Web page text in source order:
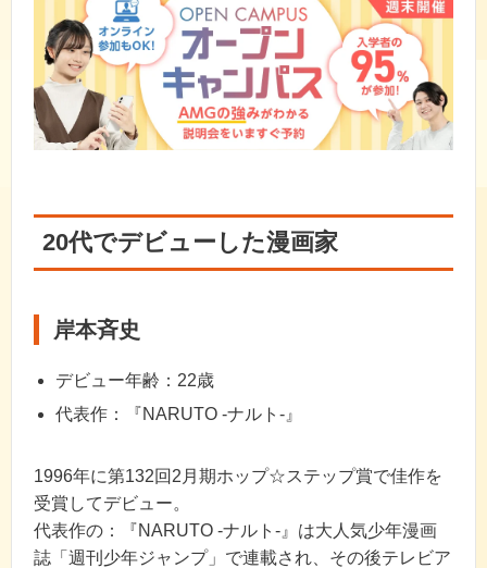
20代でデビューした漫画家
岸本斉史
デビュー年齢：22歳
代表作：『NARUTO -ナルト-』
1996年に第132回2月期ホップ☆ステップ賞で佳作を
受賞してデビュー。
代表作の：『NARUTO -ナルト-』は大人気少年漫画
誌「週刊少年ジャンプ」で連載され、その後テレビア